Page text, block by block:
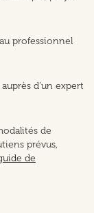
professionnel
d’un expert
de
prévus,
de